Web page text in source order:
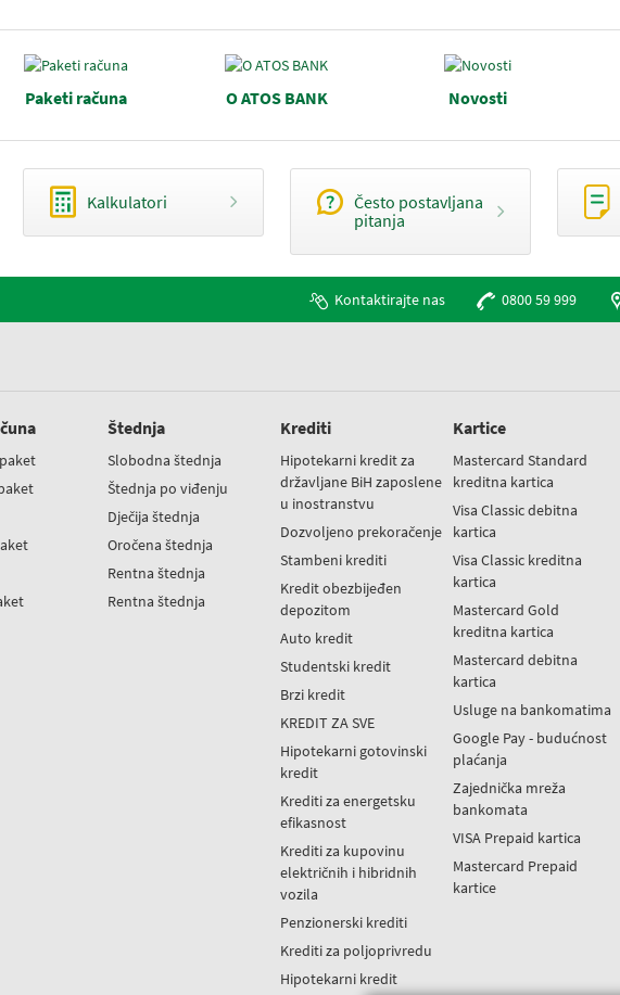
Paketi računa O ATOS BANK Novosti
Kalkulatori
Često postavljana
pitanja
Kontaktirajte nas 0800 59 999
Štednja
Slobodna štednja
Štednja po viđenju
Dječija štednja
Oročena štednja
Rentna štednja
Rentna štednja
Krediti
Hipotekarni kredit za
državljane BiH zaposlene
u inostranstvu
Dozvoljeno prekoračenje
Stambeni krediti
Kredit obezbijeđen
depozitom
Auto kredit
Studentski kredit
Brzi kredit
KREDIT ZA SVE
Hipotekarni gotovinski
kredit
Krediti za energetsku
efikasnost
Krediti za kupovinu
električnih i hibridnih
vozila
Penzionerski krediti
Krediti za poljoprivredu
Hipotekarni kredit
Kartice
Mastercard Standard
kreditna kartica
Visa Classic debitna
kartica
Visa Classic kreditna
kartica
Mastercard Gold
kreditna kartica
Mastercard debitna
kartica
Usluge na bankomatima
Google Pay - budućnost
plaćanja
Zajednička mreža
bankomata
VISA Prepaid kartica
Mastercard Prepaid
kartice